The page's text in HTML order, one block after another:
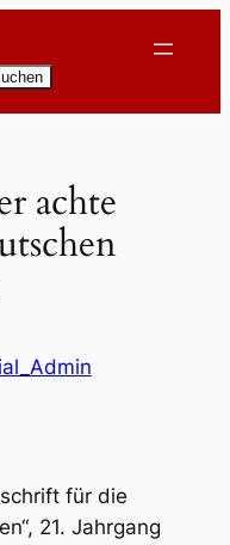
achte
für die
21. Jahrgang